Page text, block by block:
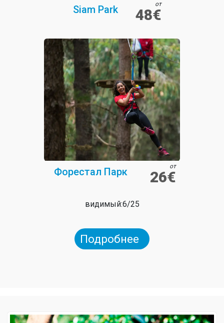
Siam Park от
48€
Форестал Парк от
26€
видимый:6/25
Подробнее